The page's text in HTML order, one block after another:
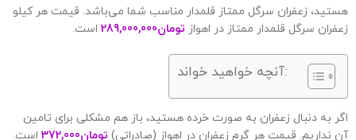
هستید، زعفران سرگل ممتاز قلمدار مناسب شما می‌باشد. قیمت هر کیلو
زعفران سرگل قلمدار ممتاز در اهواز تومان289,000,000 است.
آنچه خواهید خواند:
اگر به دنبال زعفران به صورت خرده هستید، باز هم مشکلی برای تامین
آن نداریم. قیمت هر گرم زعفران در اهواز (صادراتی) تومان372,000 است.